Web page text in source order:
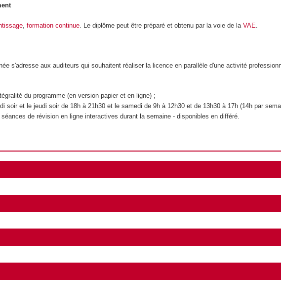
, formation continue. Le diplôme peut être préparé et obtenu par la voie de la VAE
s'adresse aux auditeurs qui souhaitent réaliser la licence en parallèle d'une activité
du programme (en version papier et en ligne) ;
soir et le jeudi soir de 18h à 21h30 et le samedi de 9h à 12h30 et de 13h30 à 17h (14h par
de révision en ligne interactives durant la semaine - disponibles en différé.